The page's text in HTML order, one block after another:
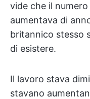
vide che il
aumentava di
britannico stesso
di esistere.
Il lavoro stava
stavano